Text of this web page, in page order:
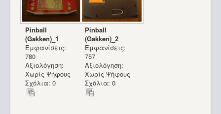
Apple IIc (2)
Pinball
(Gakken)_1
Εμφανίσεις:
780
Αξιολόγηση:
Χωρίς Ψήφους
Σχόλια: 0
Pinball
(Gakken)_2
Εμφανίσεις:
757
Αξιολόγηση:
Χωρίς Ψήφους
Σχόλια: 0